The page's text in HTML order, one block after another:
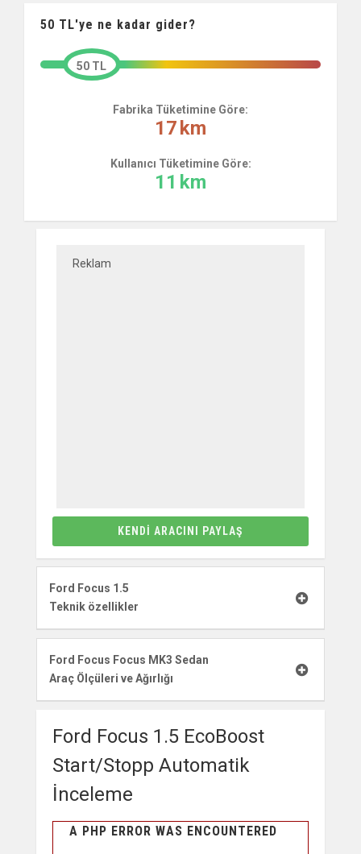
50 TL'ye ne kadar gider?
50 TL
Fabrika Tüketimine Göre:
17km
Kullanıcı Tüketimine Göre:
11 km
Reklam
KENDI ARACINI PAYLAŞ
Ford Focus 1.5
Teknik özellikler
Ford Focus Focus MK3 Sedan
Araç Ölçüleri ve Ağırlığı
Ford Focus 1.5 EcoBoost
Start/Stopp Automatik
İnceleme
A PHP ERROR WAS ENCOUNTERED